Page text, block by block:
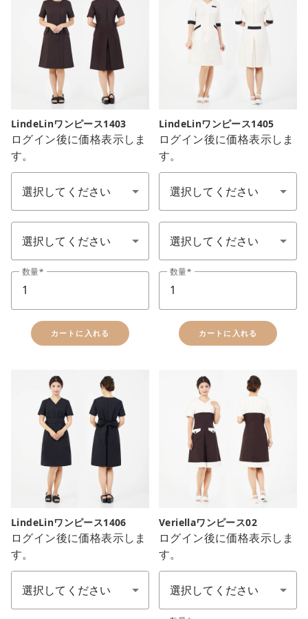
LindeLinワンピース1403
ログイン後に価格表示しま
す。
サイズ S-LL
色：1カラー
数量
カートに入れる
LindeLinワンピース1405
ログイン後に価格表示しま
す。
色：1カラー
サイズ S-LL
数量
カートに入れる
LindeLinワンピース1406
ログイン後に価格表示しま
す。
色：1カラー
サイズ S-LL
Veriellaワンピース02
ログイン後に価格表示しま
す。
サイズ SS-7L